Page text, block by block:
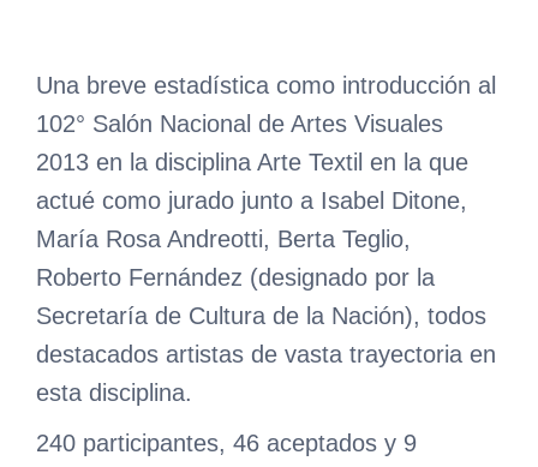
Una breve estadística como introducción al
102° Salón Nacional de Artes Visuales
2013 en la disciplina Arte Textil en la que
actué como jurado junto a Isabel Ditone,
María Rosa Andreotti, Berta Teglio,
Roberto Fernández (designado por la
Secretaría de Cultura de la Nación), todos
destacados artistas de vasta trayectoria en
esta disciplina.
240 participantes, 46 aceptados y 9